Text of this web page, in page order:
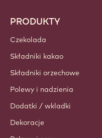
PRODUKTY
Czekolada
Składniki kakao
Składniki orzechowe
Polewy i nadzienia
Dodatki / wkladki
Dekoracje